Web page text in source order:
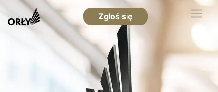
Zgłoś się